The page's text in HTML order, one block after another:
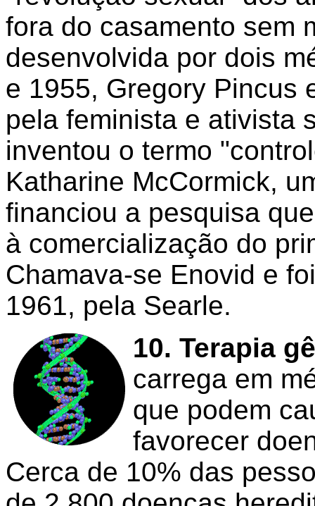
fora do casamento sem
desenvolvida por dois
e 1955, Gregory Pincus
pela feminista e ativista
inventou o termo
Katharine McCormick,
financiou a pesquisa
à comercialização do
Chamava-se Enovid e
1961, pela Searle.
10. Terapia
carrega em
que podem
favorecer
Cerca de 10% das